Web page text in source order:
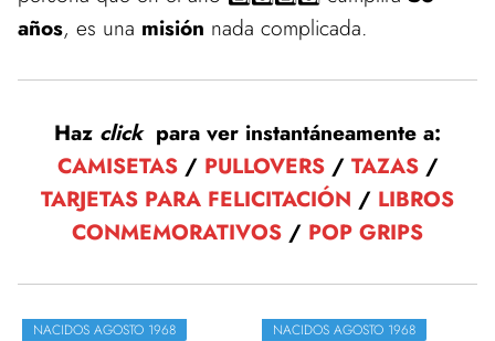
años, es una misión nada complicada.
Haz click para ver instantáneamente a:
CAMISETAS/ PULLOVERS/ TAZAS/
TARJETAS PARA FELICITACIÓN / LIBROS
CONMEMORATIVOS / POP GRIPS
NACIDOS AGOSTO 1968 NACIDOS AGOSTO 1968